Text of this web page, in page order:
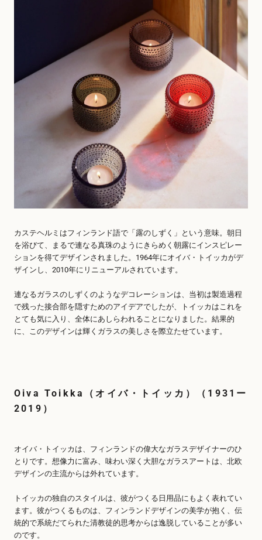
カステヘルミはフィンランド語で「露のしずく」という意味。朝日
を浴びて、まるで連なる真珠のようにきらめく朝露にインスピレー
ションを得てデザインされました。1964年にオイバ・トイッカがデ
ザインし、2010年にリニューアルされています。
連なるガラスのしずくのようなデコレーションは、当初は製造過程
で残った接合部を隠すためのアイデアでしたが、トイッカはこれを
とても気に入り、全体にあしらわれることになりました。結果的
に、このデザインは輝くガラスの美しさを際立たせています。
Oiva Toikka（オイバ・トイッカ）（1931ー
2019）
オイバ・トイッカは、フィンランドの偉大なガラスデザイナーのひ
とりです。想像力に富み、味わい深く大胆なガラスアートは、北欧
デザインの主流からは外れています。
トイッカの独自のスタイルは、彼がつくる日用品にもよく表れてい
ます。彼がつくるものは、フィンランドデザインの美学が抱く、伝
統的で系統だてられた清教徒的思考からは逸脱していることが多い
のです。